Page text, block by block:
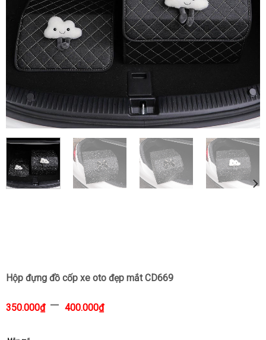
Hộp đựng đồ cốp xe oto đẹp mắt CD669
350.000₫– 400.000₫